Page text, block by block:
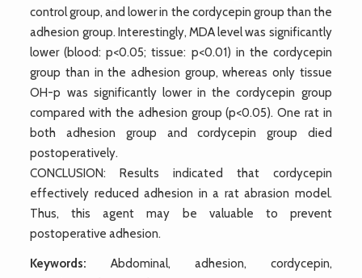
control group, and lower in the cordycepin group than the
adhesion group. Interestingly, MDA level was significantly
lower (blood: p<0.05; tissue: p<0.01) in the cordycepin
group than in the adhesion group, whereas only tissue
OH-p was significantly lower in the cordycepin group
compared with the adhesion group (p<0.05). One rat in
both adhesion group and cordycepin group died
postoperatively.
CONCLUSION: Results indicated that cordycepin
effectively reduced adhesion in a rat abrasion model.
Thus, this agent may be valuable to prevent
postoperative adhesion.
Keywords: Abdominal, adhesion, cordycepin,